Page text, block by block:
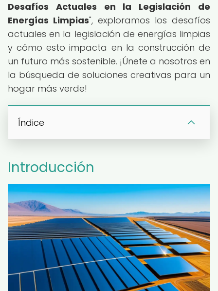
Desafíos Actuales en la Legislación de
Energías Limpias", exploramos los desafíos
actuales en la legislación de energías limpias
y cómo esto impacta en la construcción de
un futuro más sostenible. ¡Únete a nosotros en
la búsqueda de soluciones creativas para un
hogar más verde!
Índice
Introducción